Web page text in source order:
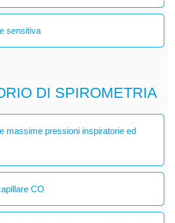
sensitiva
DI SPIROMETRIA
massime pressioni inspiratorie ed
CO